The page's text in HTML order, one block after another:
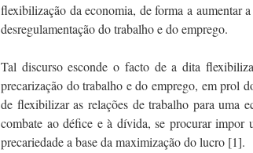
flexibilização da economia, de forma a aumentar
desregulamentação do trabalho e do emprego.
Tal discurso esconde o facto de a dita
precarização do trabalho e do emprego, em prol
de flexibilizar as relações de trabalho para uma
combate ao défice e à dívida, se procurar impor
precariedade a base da maximização do lucro [1].